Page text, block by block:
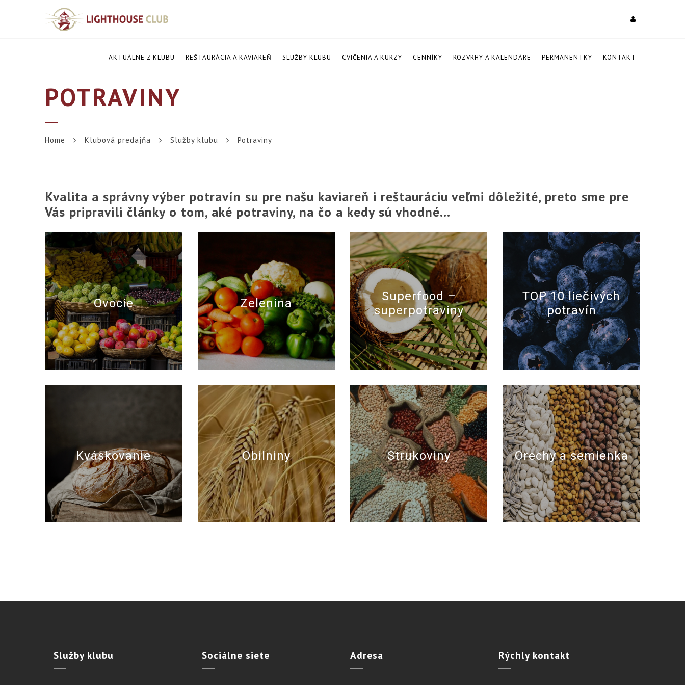
AKTUÁLNE Z KLUBU REŠTAURÁCIA A KAVIAREŇ SLUŽBY KLUBU CVIČENIA A KURZY CENNÍKY ROZVRHY A KALENDÁRE PERMANENTKY KONTAKT
POTRAVINY
Home Klubová predajňa Služby klubu Potraviny
Kvalita a správny výber potravín su pre našu kaviareň i reštauráciu veľmi dôležité, preto sme pre
Vás pripravili články o tom, aké potraviny, na čo a kedy sú vhodné…
Ovocie Zelenina
Superfood –
superpotraviny
TOP 10 liečivých
potravín
Kváskovanie Obilniny Strukoviny Orechy a semienka
Službyklubu Sociálne siete Adresa Rýchlykontakt